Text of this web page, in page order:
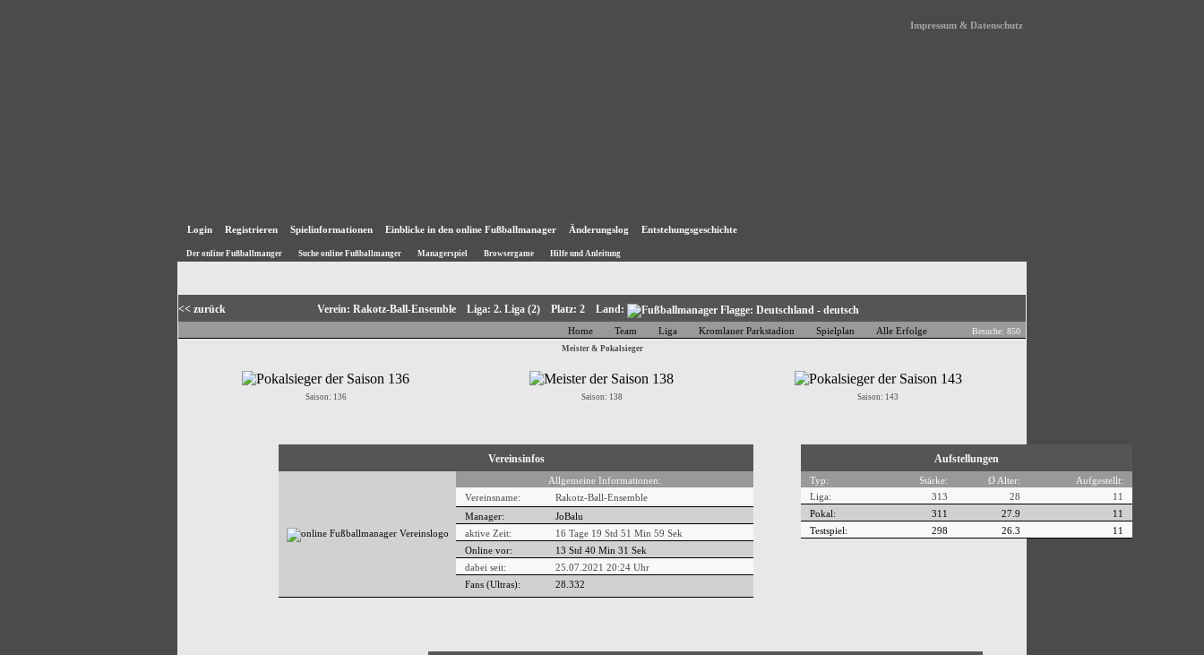
Impressum & Datenschutz
Login Registrieren Spielinformationen Einblicke in den online Fußballmanager Änderungslog Entstehungsgeschichte
Der online Fußballmanger Suche online Fußballmanger Managerspiel Browsergame Hilfe und Anleitung
<< zurück Verein: Rakotz-Ball-Ensemble Liga: 2. Liga (2) Platz: 2 Land:
Home Team Liga Kromlauer Parkstadion Spielplan Alle Erfolge Besuche: 850
Meister & Pokalsieger
Saison: 136 Saison: 138 Saison: 143
Vereinsinfos
Allgemeine Informationen:
Vereinsname:
Rakotz-Ball-Ensemble
Manager:
JoBalu
aktive Zeit:
16 Tage 19 Std 51 Min 59 Sek
Online vor:
13 Std 40 Min 32 Sek
dabei seit:
25.07.2021 20:24 Uhr
Fans (Ultras):
28.332
Aufstellungen
Typ: Stärke: Ø Alter:
Aufgestellt:
Liga:
313 28
11
Pokal:
311 27.9
11
Testspiel:
298 26.3 11